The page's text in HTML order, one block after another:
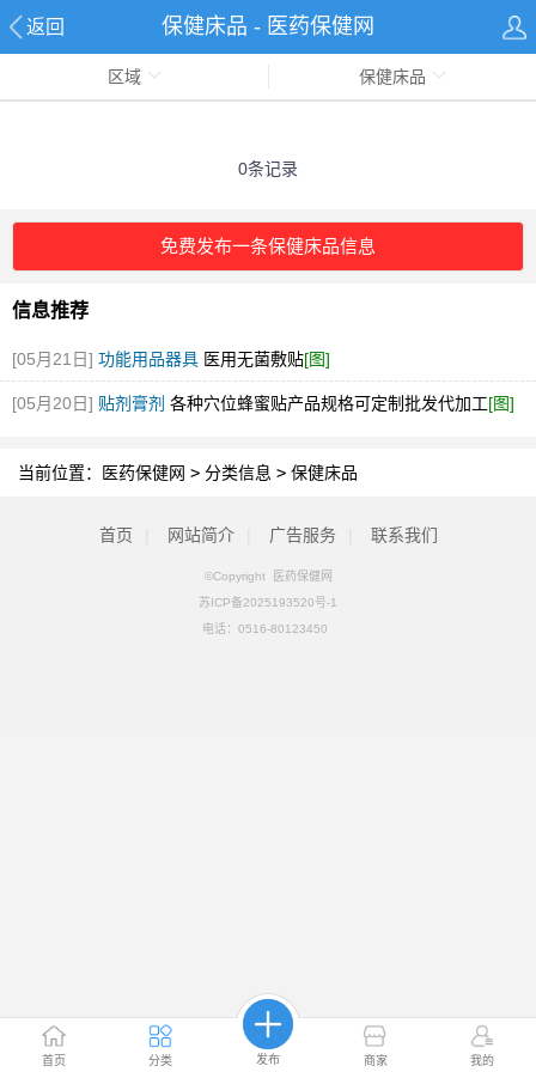
返回 保健床品 - 医药保健网
首页 分类 发布 商家 我的
区域 保健床品
0条记录
免费发布一条保健床品信息
信息推荐
[05月21日] 功能用品器具 医用无菌敷贴[图]
[05月20日] 贴剂膏剂 各种穴位蜂蜜贴产品规格可定制批发代加工[图]
当前位置： 医药保健网 > 分类信息 > 保健床品
首页 网站简介 广告服务 联系我们
©Copyright 医药保健网
苏ICP备2025193520号-1
电话： 0516-80123450